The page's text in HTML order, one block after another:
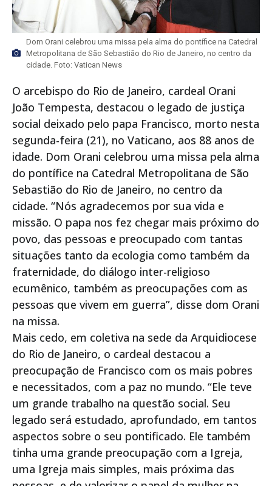
Dom Orani celebrou uma missa pela alma do pontífice na Catedral
Metropolitana de São Sebastião do Rio de Janeiro, no centro da
cidade. Foto: Vatican News
O arcebispo do Rio de Janeiro, cardeal Orani
João Tempesta, destacou o legado de justiça
social deixado pelo papa Francisco, morto nesta
segunda-feira (21), no Vaticano, aos 88 anos de
idade. Dom Orani celebrou uma missa pela alma
do pontífice na Catedral Metropolitana de São
Sebastião do Rio de Janeiro, no centro da
cidade. “Nós agradecemos por sua vida e
missão. O papa nos fez chegar mais próximo do
povo, das pessoas e preocupado com tantas
situações tanto da ecologia como também da
fraternidade, do diálogo inter-religioso
ecumênico, também as preocupações com as
pessoas que vivem em guerra”, disse dom Orani
na missa.
Mais cedo, em coletiva na sede da Arquidiocese
do Rio de Janeiro, o cardeal destacou a
preocupação de Francisco com os mais pobres
e necessitados, com a paz no mundo. “Ele teve
um grande trabalho na questão social. Seu
legado será estudado, aprofundado, em tantos
aspectos sobre o seu pontificado. Ele também
tinha uma grande preocupação com a Igreja,
uma Igreja mais simples, mais próxima das